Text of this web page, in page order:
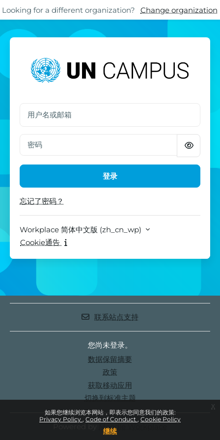
跳至主要内容
Looking for a different organization? Change organization
如果您继续浏览本网站，即表示您同意我们的政策:
Privacy Policy Code of Conduct Cookie Policy
继续
x
Skip to footer
用户名或邮箱
密码
登录
忘记了密码？
Workplace 简体中文版 ‎(zh_cn_wp)‎
Cookie通告
联系站点支持
您尚未登录。
‎数据保留摘要‎
政策
获取移动应用
切换到标准主题
Moodle Workplace